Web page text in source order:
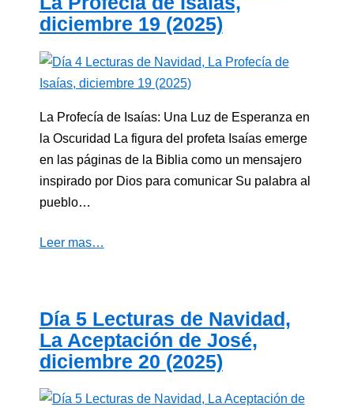
diciembre 19 (2025)
La Profecía de Isaías: Una Luz de Esperanza en
la Oscuridad La figura del profeta Isaías emerge
en las páginas de la Biblia como un mensajero
inspirado por Dios para comunicar Su palabra al
pueblo…
Leer mas…
Día 5 Lecturas de Navidad,
La Aceptación de José,
diciembre 20 (2025)